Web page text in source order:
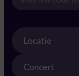
Locatie
Concert